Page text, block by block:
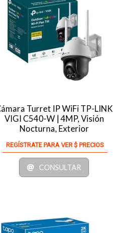
Turret IP WiFi TP-LINK
VIGI C540-W | 4MP, Visión
Nocturna, Exterior
REGÍSTRATE PARA VER $ PRECIOS
CONSULTAR